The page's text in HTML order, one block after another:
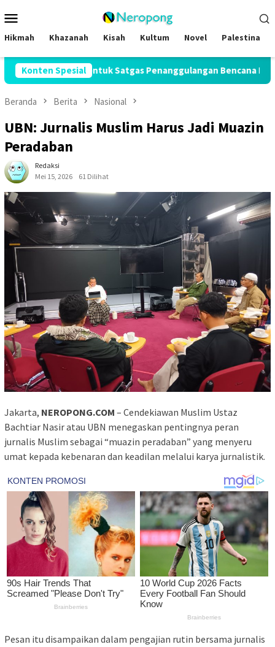
ke
kontenMobile
Hikmah Khazanah Kisah Kultum Novel Palestina
Konten Spesial
Bentuk Satgas Penanggulangan Bencana Kekeringan di
Beranda Berita Nasional
UBN: Jurnalis Muslim Harus Jadi Muazin
Peradaban
Redaksi
Mei 15, 2026
61 Dilihat
Jakarta, NEROPONG.COM – Cendekiawan Muslim Ustaz
Bachtiar Nasir atau UBN menegaskan pentingnya peran
jurnalis Muslim sebagai “muazin peradaban” yang menyeru
umat kepada kebenaran dan keadilan melalui karya jurnalistik.
Pesan itu disampaikan dalam pengajian rutin bersama jurnalis